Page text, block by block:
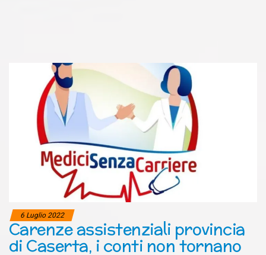
6 Luglio 2022
Carenze assistenziali provincia
di Caserta, i conti non tornano